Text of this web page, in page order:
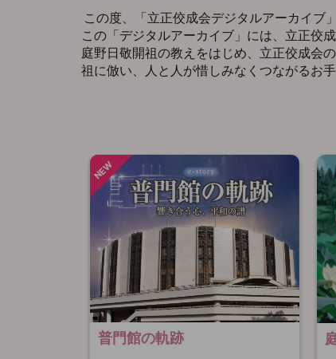
この度、「立正佼成会デジタルアーカイブ
この「デジタルアーカイブ」には、立正佼
庭野日敬開祖の教えをはじめ、立正佼成会
祖に倣い、人と人が惜しみなくつながるお
普門館の軌跡